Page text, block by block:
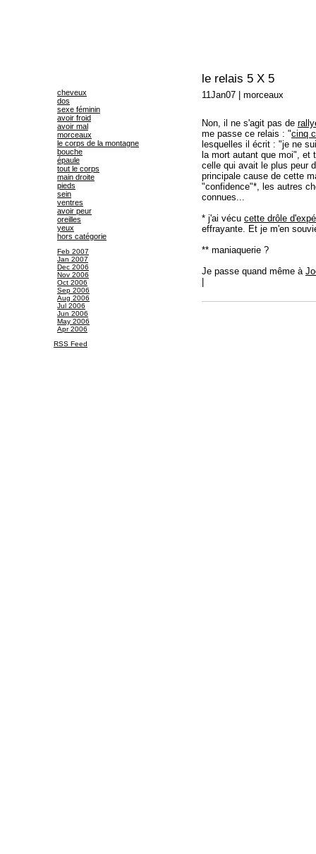
cheveux
dos
sexe féminin
avoir froid
avoir mal
morceaux
le corps de la montagne
bouche
épaule
tout le corps
main droite
pieds
sein
ventres
avoir peur
oreilles
yeux
hors catégorie
Feb 2007
Jan 2007
Dec 2006
Nov 2006
Oct 2006
Sep 2006
Aug 2006
Jul 2006
Jun 2006
May 2006
Apr 2006
RSS Feed
le relais 5 X 5
11Jan07 morceaux
Non, il ne s'agit pas de
me passe ce relais : "cinq
lesquelles il écrit : "je ne
la mort autant que moi",
celle qui avait le plus peur
principale cause de cette
"confidence"*, les autres
connues...
* j'ai vécu cette drôle
effrayante. Et je m'en
** maniaquerie ?
Je passe quand même à